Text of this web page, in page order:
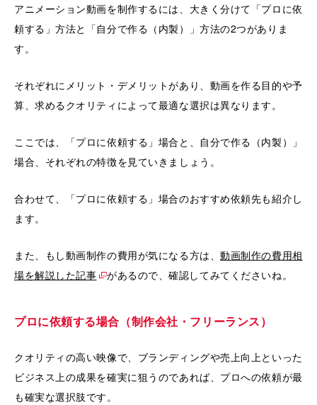
アニメーション動画を制作するには、大きく分けて「プロに依
頼する」方法と「自分で作る（内製）」方法の2つがありま
す。
それぞれにメリット・デメリットがあり、動画を作る目的や予
算、求めるクオリティによって最適な選択は異なります。
ここでは、「プロに依頼する」場合と、自分で作る（内製）」
場合、それぞれの特徴を見ていきましょう。
合わせて、「プロに依頼する」場合のおすすめ依頼先も紹介し
ます。
また、もし動画制作の費用が気になる方は、動画制作の費用相
場を解説した記事
があるので、確認してみてくださいね。
プロに依頼する場合（制作会社・フリーランス）
クオリティの高い映像で、ブランディングや売上向上といった
ビジネス上の成果を確実に狙うのであれば、プロへの依頼が最
も確実な選択肢です。